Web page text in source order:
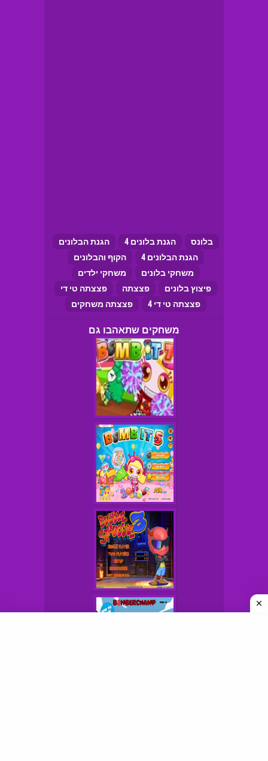
בלונס הגנת בלונים 4
הגנת הבלונים
הגנת הבלונים 4
הקוף והבלונים
משחקי בלונים
משחקי ילדים
פיצוץ בלונים
פצצתה
פצצתה טי די
פצצתה טי די 4
פצצתה משחקים
משחקים שתאהבו גם